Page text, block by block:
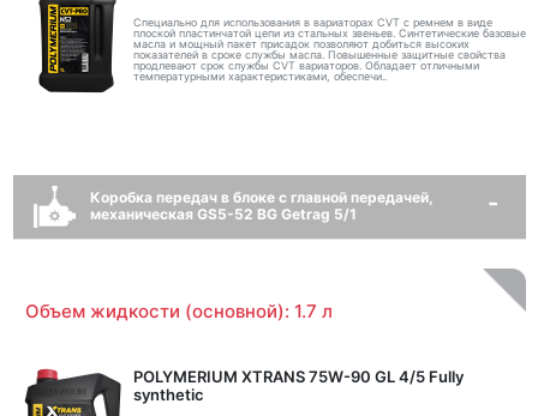
Специально для использования в вариаторах CVT с ремнем в виде
плоской пластинчатой цепи из стальных звеньев. Синтетические базовые
масла и мощный пакет присадок позволяют добиться высоких
показателей в сроке службы масла. Повышенные защитные свойства
продлевают срок службы CVT вариаторов. Обладает отличными
температурными характеристиками, обеспечи..
Коробка передач в блоке с главной передачей,
механическая GS5-52 BG Getrag 5/1
Объем жидкости (основной): 1.7 л
POLYMERIUM XTRANS 75W-90 GL 4/5 Fully
synthetic